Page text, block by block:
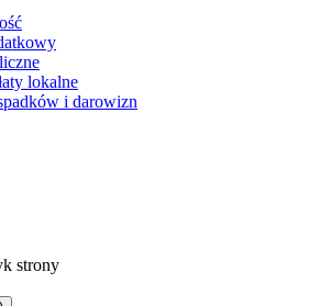
lokalne
i darowizn
się w nowej karcie
strony